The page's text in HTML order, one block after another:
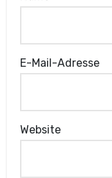
E-Mail-Adresse
Website